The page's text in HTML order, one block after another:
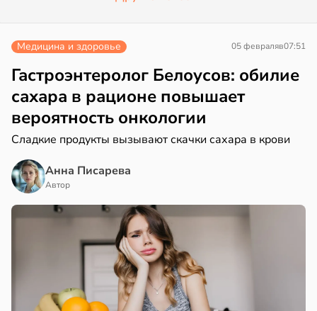
Медицина и здоровье 05 февраляв07:51
Гастроэнтеролог Белоусов: обилие
сахара в рационе повышает
вероятность онкологии
Сладкие продукты вызывают скачки сахара в крови
Анна Писарева
Автор